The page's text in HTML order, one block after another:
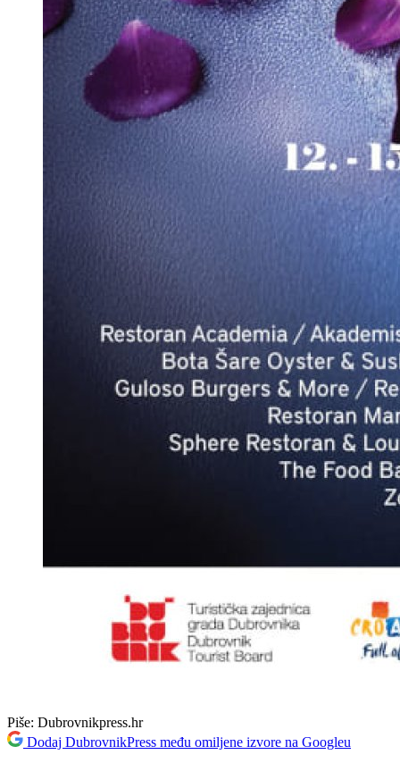
Piše: Dubrovnikpress.hr
Dodaj DubrovnikPress među omiljene izvore na Googleu